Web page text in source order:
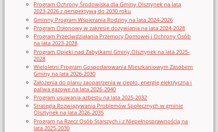
Program Ochrony Środowiska dla Gminy Olsztynek na lata
2023-2026 z perspektywą do 2030 roku
Gminny Program Wspierania Rodziny na lata 2024-2026
Program Osłonowy w zakresie dożywiania na lata 2024-2028
Program Przeciwdziałania Przemocy Domowej i Ochrony Osób
na lata 2023-2028
Program Opieki nad Zabytkami Gminy Olsztynek na lata 2025-
2028
Wieloletni Program Gospodarowania Mieszkaniowym Zasobem
Gminy na lata 2026-2030
Założenia do planu zaopatrzenia w ciepło, energię elektryczna i
paliwa gazowe na lata 2026-2040
Program usuwania azbestu na lata 2025-2032
Strategia Rozwiązywania Problemów Społecznych w gminie
Olsztynek na lata 2026-2035
Program na Rzecz Osób Starszych i z Niepełnosprawnością na
lata 2025-2030